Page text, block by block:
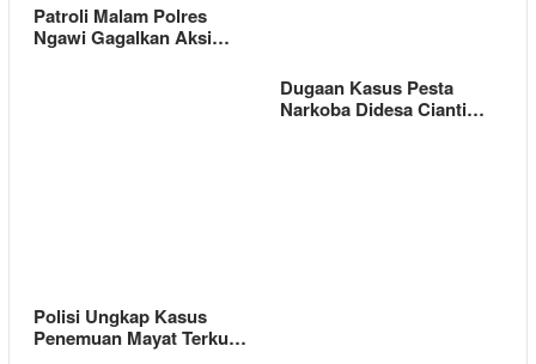
Patroli Malam Polres
Ngawi Gagalkan Aksi…
Dugaan Kasus Pesta
Narkoba Didesa Cianti…
Polisi Ungkap Kasus
Penemuan Mayat Terku…